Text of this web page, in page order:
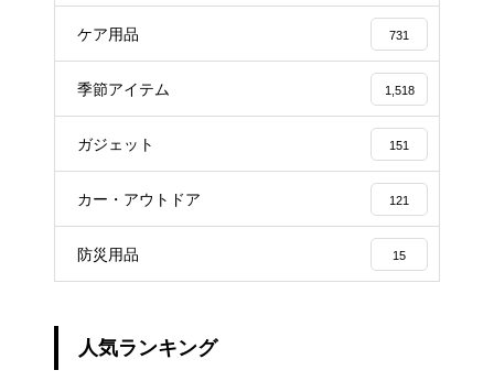
ケア用品 731
季節アイテム 1,518
ガジェット 151
カー・アウトドア 121
防災用品 15
人気ランキング